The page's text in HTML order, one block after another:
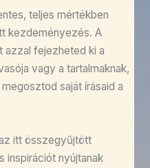
teljes mértékben
kezdeményezés. A
azzal fejezheted ki a
vagy a tartalmaknak,
saját írásaid a
itt összegyűjtött
inspirációt nyújtanak